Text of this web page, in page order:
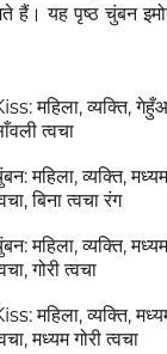
हैं। यह पृष्ठ चुंबन
महिला, व्यक्ति,
त्वचा
महिला, व्यक्ति,
बिना त्वचा रंग
महिला, व्यक्ति,
गोरी त्वचा
महिला, व्यक्ति,
मध्यम गोरी त्वचा